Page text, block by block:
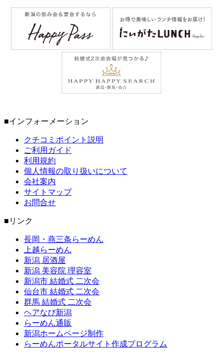
■インフォーメーション
クチコミポイント説明
ご利用ガイド
利用規約
個人情報の取り扱いについて
会社案内
サイトマップ
お問合せ
■リンク
長岡・燕三条らーめん
上越らーめん
新潟 居酒屋
新潟 美容院 理容室
新潟市 結婚式 二次会
仙台市 結婚式 二次会
群馬 結婚式 二次会
ヘアなび新潟
らーめん通販
新潟ホームページ制作
らーめんポータルサイト作成プログラム